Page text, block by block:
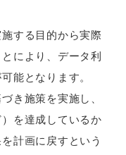
する目的から実際
により、データ利
能となります。
き施策を実施し、
を達成しているか
計画に戻すという